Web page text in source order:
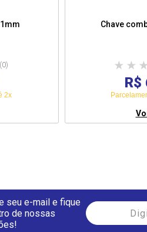
(0)
2x
Chave
R$
seu e-mail e fique
de nossas